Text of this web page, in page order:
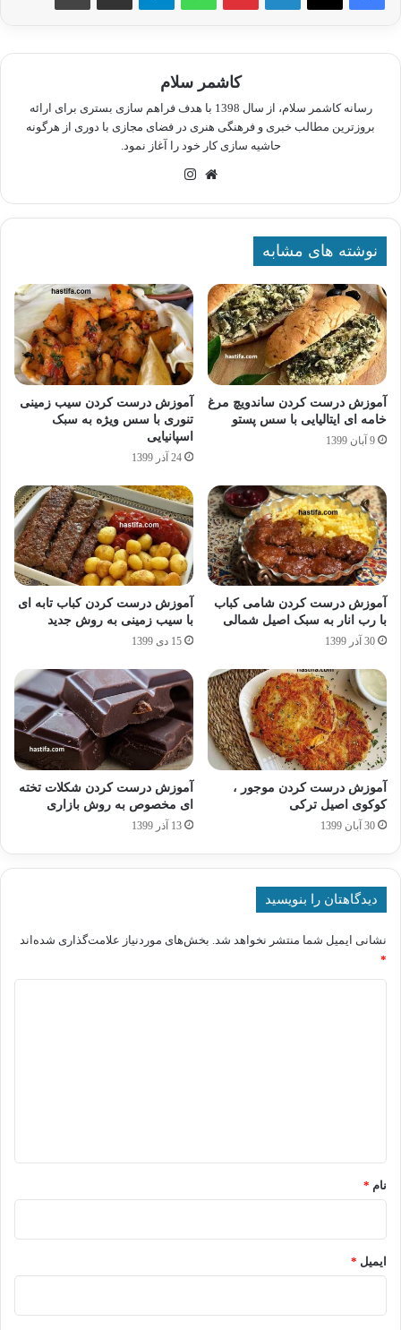
کاشمر سلام
رسانه کاشمر سلام، از سال 1398 با هدف فراهم سازی بستری برای ارائه
بروزترین مطالب خبری و فرهنگی هنری در فضای مجازی با دوری از هرگونه
حاشیه سازی کار خود را آغاز نمود.
وبسایت
نوشته های مشابه
آموزش درست کردن ساندویچ مرغ
خامه ای ایتالیایی با سس پستو
9 آبان 1399
آموزش درست کردن سیب زمینی
تنوری با سس ویژه به سبک
اسپانیایی
24 آذر 1399
آموزش درست کردن شامی کباب
با رب انار به سبک اصیل شمالی
30 آذر 1399
آموزش درست کردن کباب تابه ای
با سیب زمینی به روش جدید
15 دی 1399
آموزش درست کردن موجور ،
کوکوی اصیل ترکی
30 آبان 1399
آموزش درست کردن شکلات تخته
ای مخصوص به روش بازاری
13 آذر 1399
دیدگاهتان را بنویسید
نشانی ایمیل شما منتشر نخواهد شد. بخش‌های موردنیاز علامت‌گذاری شده‌اند
*
نام *
ایمیل *